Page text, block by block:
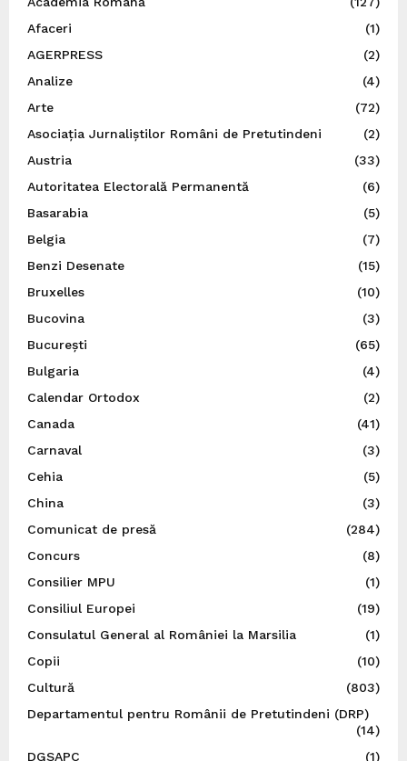
Afaceri
(1)
AGERPRESS
(2)
Analize
(4)
Arte
(72)
Asociația Jurnaliștilor Români de Pretutindeni
(2)
Austria
(33)
Autoritatea Electorală Permanentă
(6)
Basarabia
(5)
Belgia
(7)
Benzi Desenate
(15)
Bruxelles
(10)
Bucovina
(3)
București
(65)
Bulgaria
(4)
Calendar Ortodox
(2)
Canada
(41)
Carnaval
(3)
Cehia
(5)
China
(3)
Comunicat de presă
(284)
Concurs
(8)
Consilier MPU
(1)
Consiliul Europei
(19)
Consulatul General al României la Marsilia
(1)
Copii
(10)
Cultură
(803)
Departamentul pentru Românii de Pretutindeni (DRP)
(14)
DGSAPC
(1)